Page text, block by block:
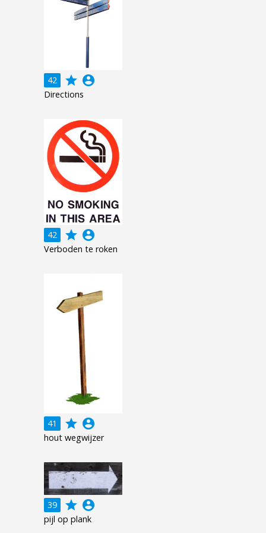
42 grade account_circle
Directions
42 grade account_circle
Verboden te roken
41 grade account_circle
hout wegwijzer
39 grade account_circle
pijl op plank